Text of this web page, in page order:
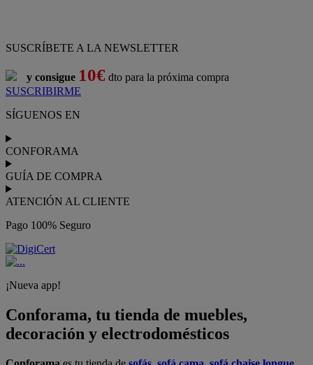
SUSCRÍBETE A LA NEWSLETTER
y consigue 10€ dto para la próxima compra
SUSCRIBIRME
SÍGUENOS EN
CONFORAMA
GUÍA DE COMPRA
ATENCIÓN AL CLIENTE
Pago 100% Seguro
¡Nueva app!
Conforama, tu tienda de muebles,
decoración y electrodomésticos